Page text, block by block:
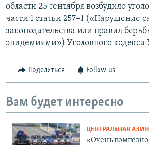
области 25 сентября возбудило
части 1 статьи 257−1 («Нарушение
законодательства или правил
эпидемиями») Уголовного кодекса
Поделиться Follow us
Вам будет интересно
ЦЕНТРАЛЬНАЯ АЗИЯ
«Очень